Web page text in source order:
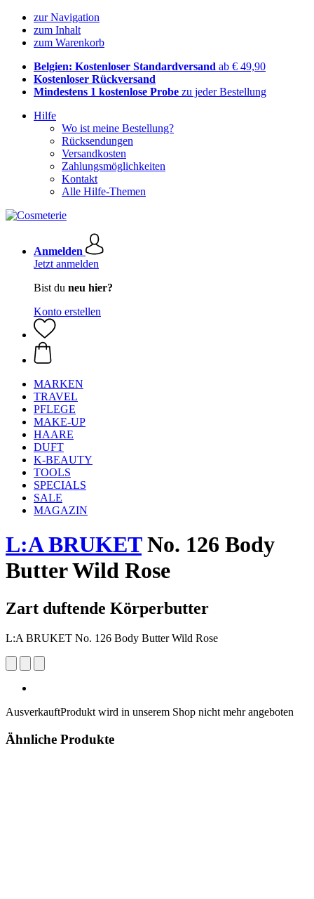
zur Navigation
zum Inhalt
zum Warenkorb
Belgien: Kostenloser Standardversand ab € 49,90
Kostenloser Rückversand
Mindestens 1 kostenlose Probe zu jeder Bestellung
Hilfe
Wo ist meine Bestellung?
Rücksendungen
Versandkosten
Zahlungsmöglichkeiten
Kontakt
Alle Hilfe-Themen
Anmelden
Jetzt anmelden
Bist du neu hier?
Konto erstellen
MARKEN
TRAVEL
PFLEGE
MAKE-UP
HAARE
DUFT
K-BEAUTY
TOOLS
SPECIALS
SALE
MAGAZIN
L:A BRUKETNo. 126 Body
Butter Wild Rose
Zart duftende Körperbutter
L:A BRUKET No. 126 Body Butter Wild Rose
AusverkauftProdukt wird in unserem Shop nicht mehr angeboten
Ähnliche Produkte